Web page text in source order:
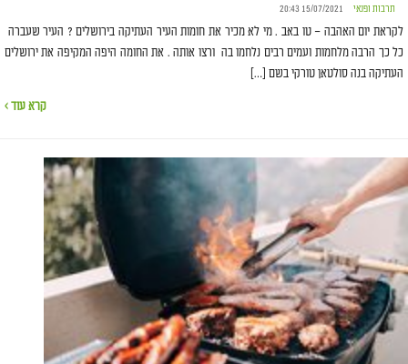
תרבות ופנאי 15/07/2021 20:43
לקראת יום האהבה – טו באב . מי לא מכיר את חומות העיר העתיקה בירושלים ? העיר שעברה
כל כך הרבה מלחמות ועמים רבים נלחמו בה ורצו אותה . את החומה היפה המקיפה את ירושלים
העתיקה בנה סולטאן טורקי בשם […]
קרא עוד ›